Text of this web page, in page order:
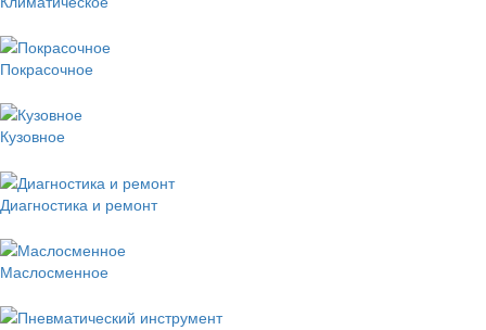
Покрасочное
Кузовное
Диагностика и ремонт
Маслосменное